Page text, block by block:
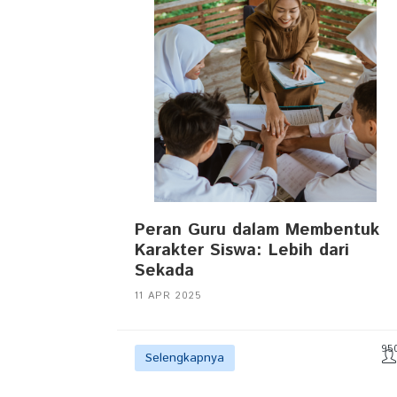
Peran Guru dalam Membentuk
Karakter Siswa: Lebih dari
Sekada
11 APR 2025
Selengkapnya